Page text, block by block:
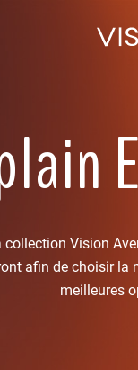
collection Vision
afin de choisir la
meilleures